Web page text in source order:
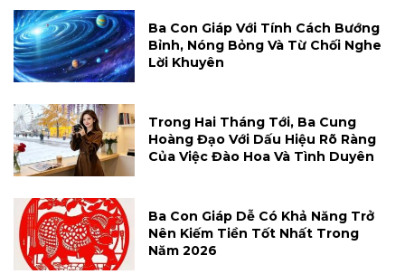
Ba Con Giáp Với Tính Cách Bướng
Bỉnh, Nóng Bỏng Và Từ Chối Nghe
Lời Khuyên
Trong Hai Tháng Tới, Ba Cung
Hoàng Đạo Với Dấu Hiệu Rõ Ràng
Của Việc Đào Hoa Và Tình Duyên
Ba Con Giáp Dễ Có Khả Năng Trở
Nên Kiếm Tiền Tốt Nhất Trong
Năm 2026